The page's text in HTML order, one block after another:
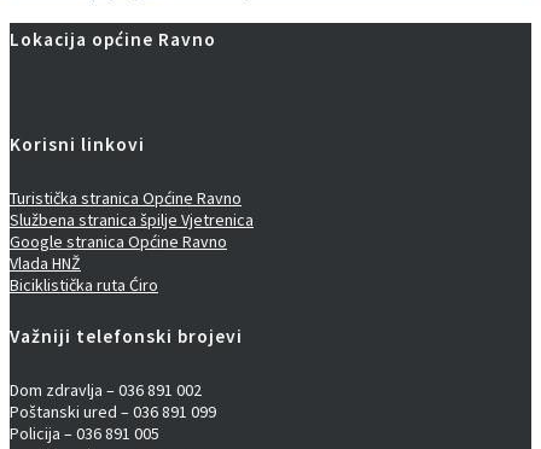
Lokacija općine Ravno
Korisni linkovi
Turistička stranica Općine Ravno
Službena stranica špilje Vjetrenica
Google stranica Općine Ravno
Vlada HNŽ
Biciklistička ruta Ćiro
Važniji telefonski brojevi
Dom zdravlja – 036 891 002
Poštanski ured – 036 891 099
Policija – 036 891 005